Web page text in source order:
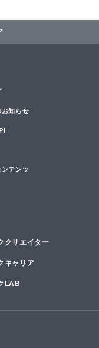
知らせ
テンツ
クリエイター
キャリア
LAB